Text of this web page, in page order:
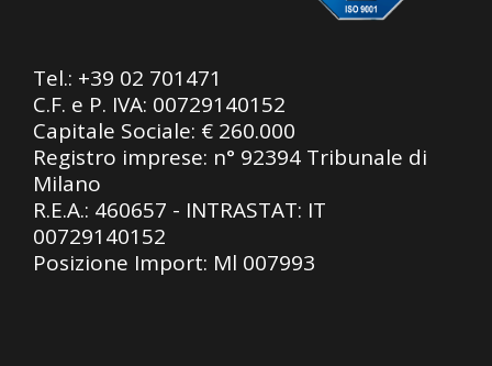
Tel.: +39 02 701471
C.F. e P. IVA: 00729140152
Capitale Sociale: € 260.000
Registro imprese: n° 92394 Tribunale di
Milano
R.E.A.: 460657 - INTRASTAT: IT
00729140152
Posizione Import: Ml 007993